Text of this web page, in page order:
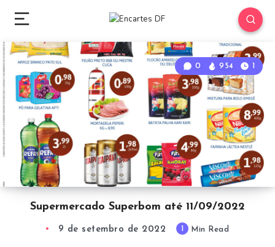
0 954 1
Supermercado Superbom até 11/09/2022
9 de setembro de 2022 Min Read